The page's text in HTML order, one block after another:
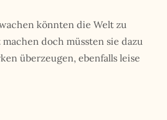
könnten die Welt zu
doch müssten sie dazu
überzeugen, ebenfalls leise